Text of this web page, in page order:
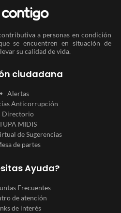
a personas en condición
se encuentren en situación de
su calidad de vida.
ciudadana
Alertas
Anticorrupción
Directorio
MIDIS
de Sugerencias
de partes
Ayuda?
Frecuentes
de atención
de interés